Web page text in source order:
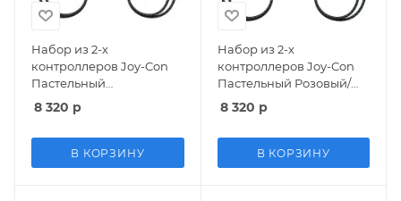
Набор из 2-х
контроллеров Joy-Con
Пастельный
Фиолетовый/
Пастельный Зеленый
8 320 р
В КОРЗИНУ
Набор из 2-х
контроллеров Joy-Con
Пастельный Розовый/
Пастельный Желтый
Оригинал (Switch)
8 320 р
В КОРЗИНУ